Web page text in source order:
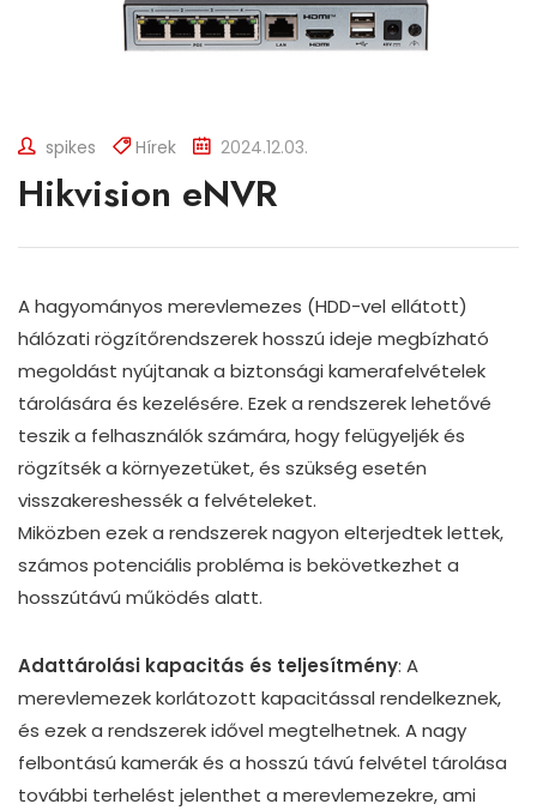
spikes Hírek 2024.12.03.
Hikvision eNVR
A hagyományos merevlemezes (HDD-vel ellátott)
hálózati rögzítőrendszerek hosszú ideje megbízható
megoldást nyújtanak a biztonsági kamerafelvételek
tárolására és kezelésére. Ezek a rendszerek lehetővé
teszik a felhasználók számára, hogy felügyeljék és
rögzítsék a környezetüket, és szükség esetén
visszakereshessék a felvételeket.
Miközben ezek a rendszerek nagyon elterjedtek lettek,
számos potenciális probléma is bekövetkezhet a
hosszútávú működés alatt.
Adattárolási kapacitás és teljesítmény: A
merevlemezek korlátozott kapacitással rendelkeznek,
és ezek a rendszerek idővel megtelhetnek. A nagy
felbontású kamerák és a hosszú távú felvétel tárolása
további terhelést jelenthet a merevlemezekre, ami